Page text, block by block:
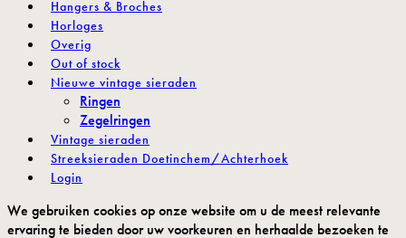
Hangers & Broches
Horloges
Overig
Out of stock
Nieuwe vintage sieraden
Ringen
Zegelringen
Vintage sieraden
Streeksieraden Doetinchem/Achterhoek
Login
We gebruiken cookies op onze website om u de meest relevante
ervaring te bieden door uw voorkeuren en herhaalde bezoeken te